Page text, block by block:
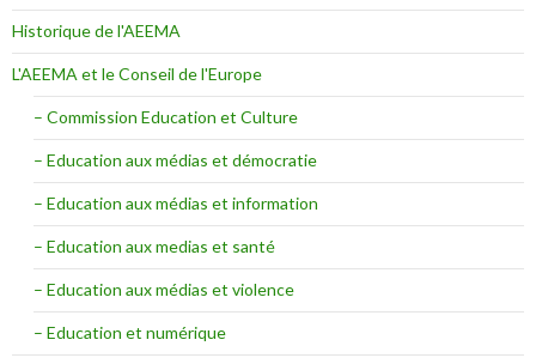
Historique de l'AEEMA
L'AEEMA et le Conseil de l'Europe
– Commission Education et Culture
– Education aux médias et démocratie
– Education aux médias et information
– Education aux medias et santé
– Education aux médias et violence
– Education et numérique